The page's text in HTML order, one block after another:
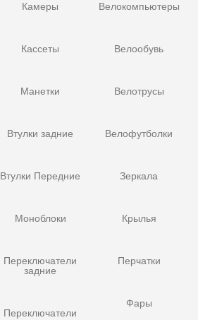
Камеры
Кассеты
Манетки
Втулки задние
Втулки Передние
Моноблоки
Переключатели
задние
Переключатели
Велокомпьютеры
Велообувь
Велотрусы
Велофутболки
Зеркала
Крылья
Перчатки
Фары